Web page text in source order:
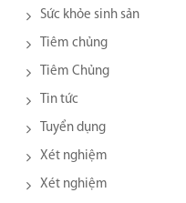
Sức khỏe sinh sản
Tiêm chủng
Tiêm Chủng
Tin tức
Tuyển dụng
Xét nghiệm
Xét nghiệm